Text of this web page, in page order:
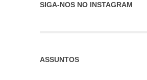
SIGA-NOS NO INSTAGRAM
ASSUNTOS